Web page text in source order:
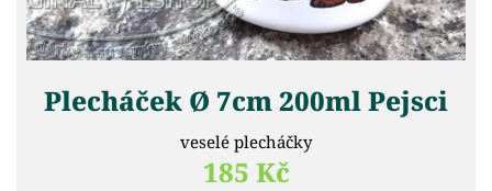
Plecháček Ø 7cm 200ml Pejsci
veselé plecháčky
185 Kč